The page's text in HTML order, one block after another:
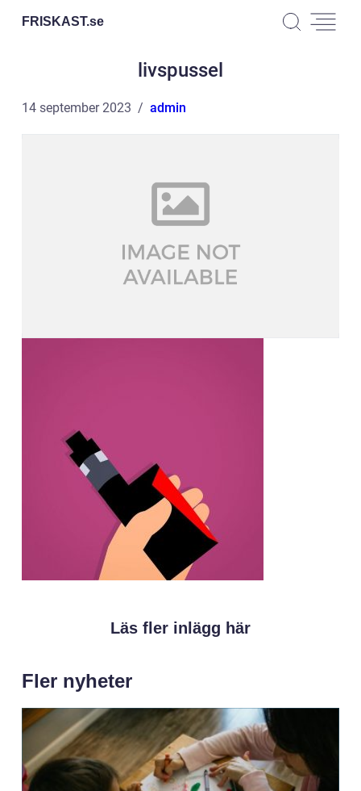
FRISKAST.se
livspussel
14 september 2023 admin
Läs fler inlägg här
Fler nyheter